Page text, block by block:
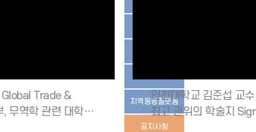
지역동행플랫폼
공지사항
인천대학교 김준섭 교수, 세계
최고 권위의 학술지 Signal
Transduction and Targeted
인
포